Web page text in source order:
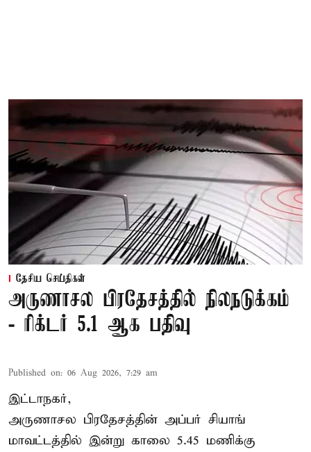
தேசிய செய்திகள்
அருணாசல பிரதேசத்தில் நிலநடுக்கம்
- ரிக்டர் 5.1 ஆக பதிவு
Published on: 06 Aug 2026, 7:29 am
இட்டாநகர்,
அருணாசல பிரதேசத்தின் அப்பர் சியாங்
மாவட்டத்தில் இன்று காலை 5.45 மணிக்கு